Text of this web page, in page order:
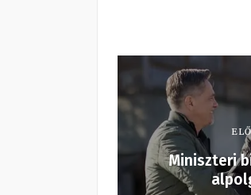
Miniszteri